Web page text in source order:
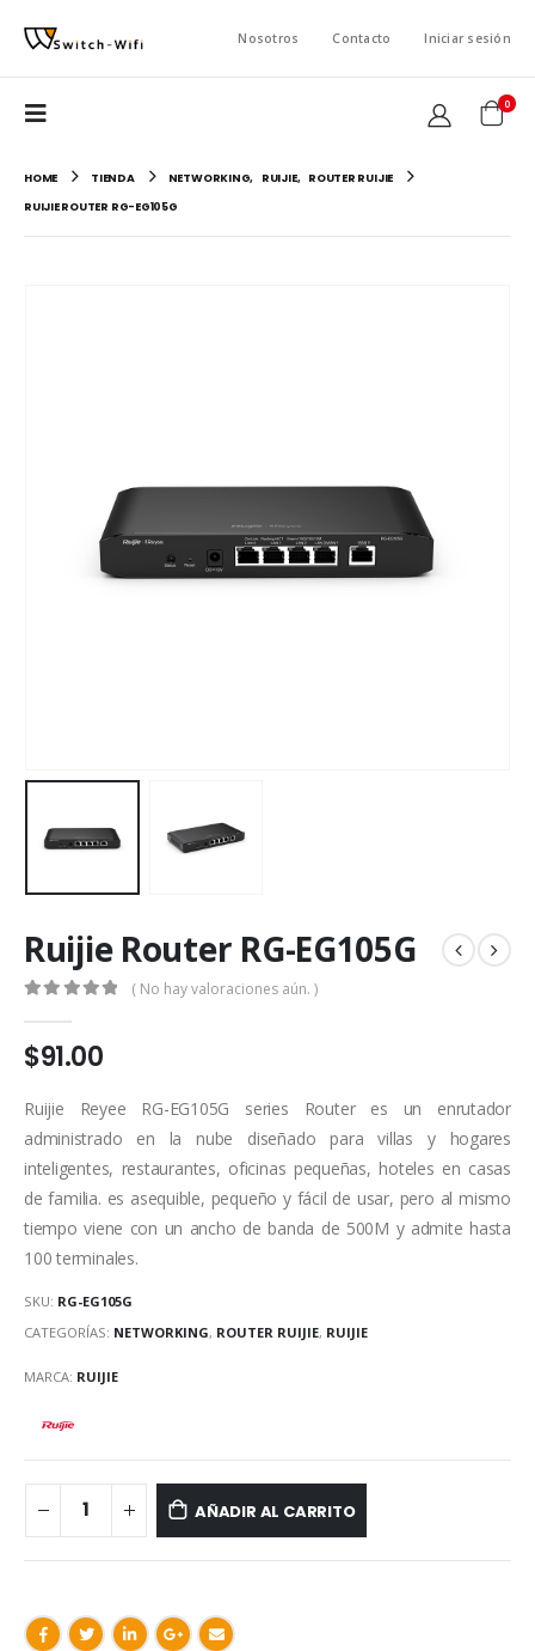
Nosotros Contacto Iniciar sesión
0
HOME TIENDA NETWORKING, RUIJIE, ROUTER RUIJIE
RUIJIE ROUTER RG-EG105G
Ruijie Router RG-EG105G
( No hay valoraciones aún. )
$91.00
Ruijie Reyee RG-EG105G series Router es un enrutador
administrado en la nube diseñado para villas y hogares
inteligentes, restaurantes, oficinas pequeñas, hoteles en casas
de familia. es asequible, pequeño y fácil de usar, pero al mismo
tiempo viene con un ancho de banda de 500M y admite hasta
100 terminales.
SKU: RG-EG105G
CATEGORÍAS: NETWORKING, ROUTER RUIJIE, RUIJIE
MARCA: RUIJIE
AÑADIR AL CARRITO